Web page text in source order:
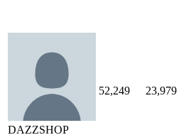
DAZZSHOP
52,249 23,979